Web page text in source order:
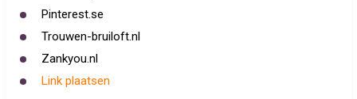
Pinterest.se
Trouwen-bruiloft.nl
Zankyou.nl
Link plaatsen